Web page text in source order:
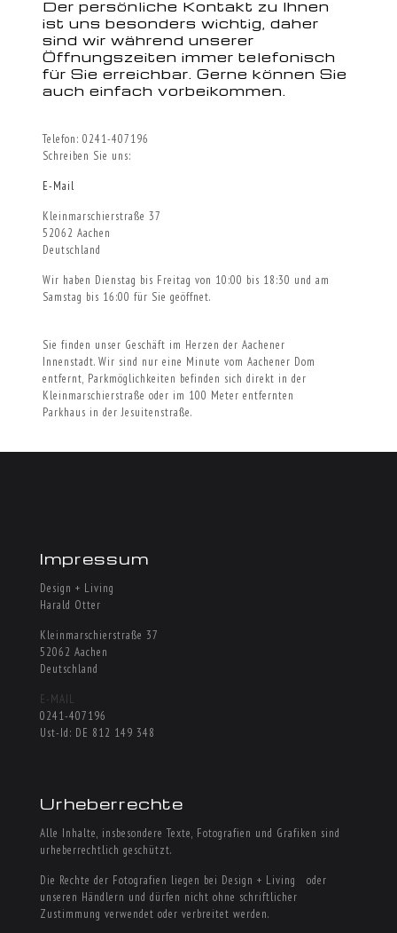
Der persönliche Kontakt zu Ihnen
ist uns besonders wichtig, daher
sind wir während unserer
Öffnungszeiten immer telefonisch
für Sie erreichbar. Gerne können Sie
auch einfach vorbeikommen.
Telefon: 0241-407196
Schreiben Sie uns:
E-Mail
Kleinmarschierstraße 37
52062 Aachen
Deutschland
Wir haben Dienstag bis Freitag von 10:00 bis 18:30 und am
Samstag bis 16:00 für Sie geöffnet.
Sie finden unser Geschäft im Herzen der Aachener
Innenstadt. Wir sind nur eine Minute vom Aachener Dom
entfernt, Parkmöglichkeiten befinden sich direkt in der
Kleinmarschierstraße oder im 100 Meter entfernten
Parkhaus in der Jesuitenstraße.
Impressum
Design + Living
Harald Otter
Kleinmarschierstraße 37
52062 Aachen
Deutschland
E-MAIL
0241-407196
Ust-Id: DE 812 149 348
Urheberrechte
Alle Inhalte, insbesondere Texte, Fotografien und Grafiken sind
urheberrechtlich geschützt.
Die Rechte der Fotografien liegen bei Design + Living oder
unseren Händlern und dürfen nicht ohne schriftlicher
Zustimmung verwendet oder verbreitet werden.